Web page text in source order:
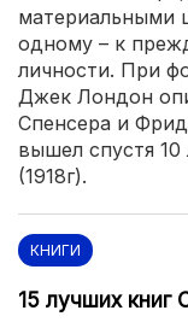
материальными
одному – к
личности. При
Джек Лондон
Спенсера и
вышел спустя 10
(1918г).
КНИГИ
15 лучших книг